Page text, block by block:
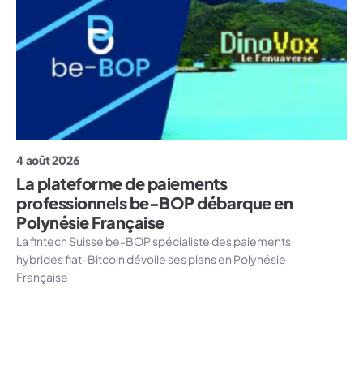
4 août 2026
La plateforme de paiements
professionnels be-BOP débarque en
Polynésie Française
La fintech Suisse be-BOP spécialiste des paiements
hybrides fiat-Bitcoin dévoile ses plans en Polynésie
Française